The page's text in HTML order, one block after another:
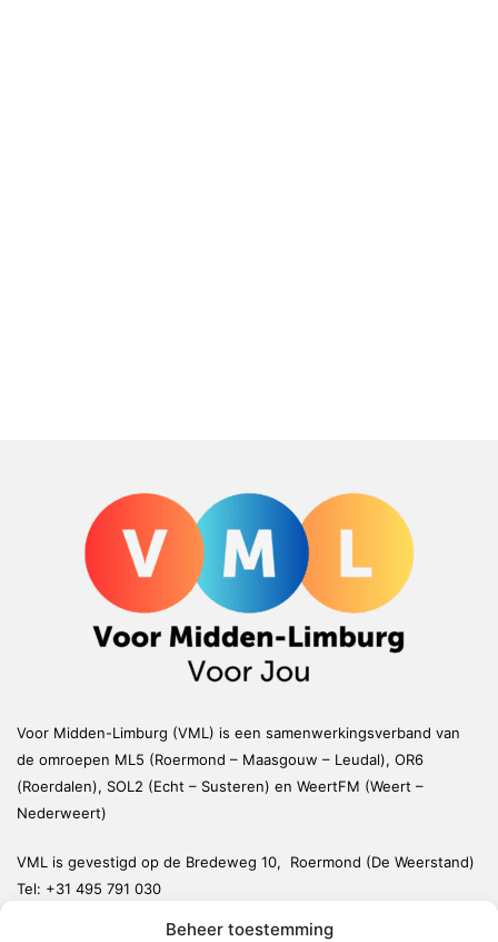
Beheer toestemming
Voor Midden-Limburg (VML) is een samenwerkingsverband van
de omroepen ML5 (Roermond – Maasgouw – Leudal), OR6
(Roerdalen), SOL2 (Echt – Susteren) en WeertFM (Weert –
Nederweert)
VML is gevestigd op de Bredeweg 10, Roermond (De Weerstand)
Tel: +31 495 791 030